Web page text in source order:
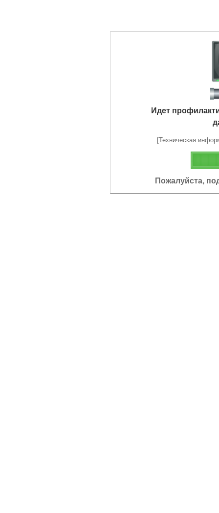
Идет
[Техническая
Пожалуйста,